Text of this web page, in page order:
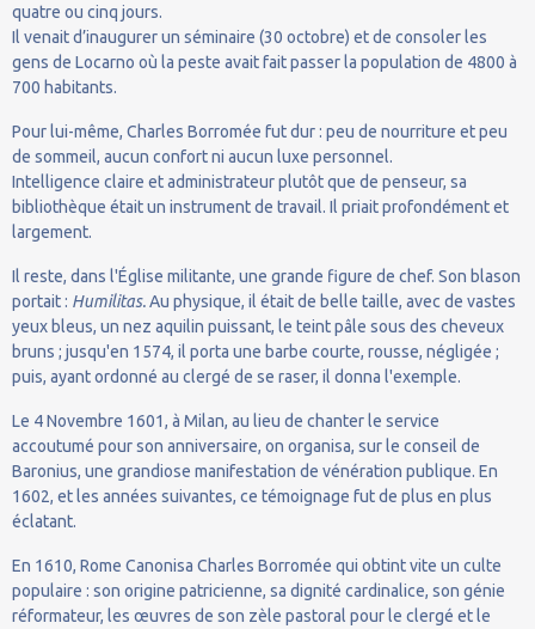
quatre ou cinq jours.
Il venait d’inaugurer un séminaire (30 octobre) et de consoler les
gens de Locarno où la peste avait fait passer la population de 4800 à
700 habitants.
Pour lui-même, Charles Borromée fut dur : peu de nourriture et peu
de sommeil, aucun confort ni aucun luxe personnel.
Intelligence claire et administrateur plutôt que de penseur, sa
bibliothèque était un instrument de travail. Il priait profondément et
largement.
Il reste, dans l'Église militante, une grande figure de chef. Son blason
portait : Humilitas.Au physique, il était de belle taille, avec de vastes
yeux bleus, un nez aquilin puissant, le teint pâle sous des cheveux
bruns ; jusqu'en 1574, il porta une barbe courte, rousse, négligée ;
puis, ayant ordonné au clergé de se raser, il donna l'exemple.
Le 4 Novembre 1601, à Milan, au lieu de chanter le service
accoutumé pour son anniversaire, on organisa, sur le conseil de
Baronius, une grandiose manifestation de vénération publique. En
1602, et les années suivantes, ce témoignage fut de plus en plus
éclatant.
En 1610, Rome Canonisa Charles Borromée qui obtint vite un culte
populaire : son origine patricienne, sa dignité cardinalice, son génie
réformateur, les œuvres de son zèle pastoral pour le clergé et le